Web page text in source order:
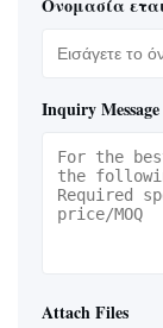
Ονομασία
Inquiry Message
Attach Files